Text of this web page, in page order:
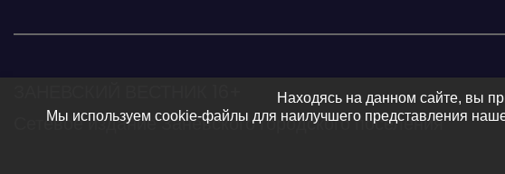
Сетевое издание Заневского городского поселения
Находясь на данном сайте, вы
Мы используем cookie-файлы для наилучшего представления